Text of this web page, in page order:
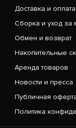
Доставка и оплата
Сборка и уход за
Обмен и возврат
Накопительные
Аренда товаров
Новости и пресса
Публичная
Политика